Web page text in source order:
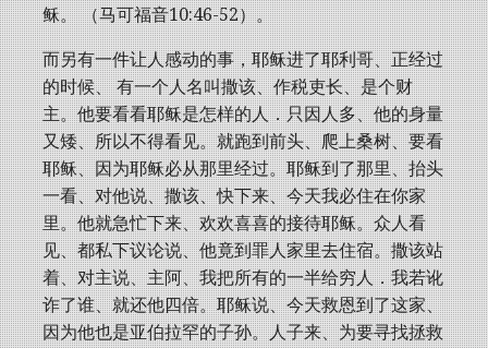
稣。 （马可福音10:46-52）。
而另有一件让人感动的事，耶稣进了耶利哥、正经过
的时候、 有一个人名叫撒该、作税吏长、是个财
主。他要看看耶稣是怎样的人．只因人多、他的身量
又矮、所以不得看见。就跑到前头、爬上桑树、要看
耶稣、因为耶稣必从那里经过。耶稣到了那里、抬头
一看、对他说、撒该、快下来、今天我必住在你家
里。他就急忙下来、欢欢喜喜的接待耶稣。众人看
见、都私下议论说、他竟到罪人家里去住宿。撒该站
着、对主说、主阿、我把所有的一半给穷人．我若讹
诈了谁、就还他四倍。耶稣说、今天救恩到了这家、
因为他也是亚伯拉罕的子孙。人子来、为要寻找拯救